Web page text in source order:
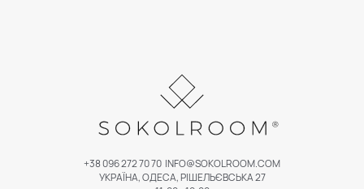
+38 096 272 70 70 INFO@SOKOLROOM.COM
УКРАЇНА, ОДЕСА, РІШЕЛЬЄВСЬКА 27